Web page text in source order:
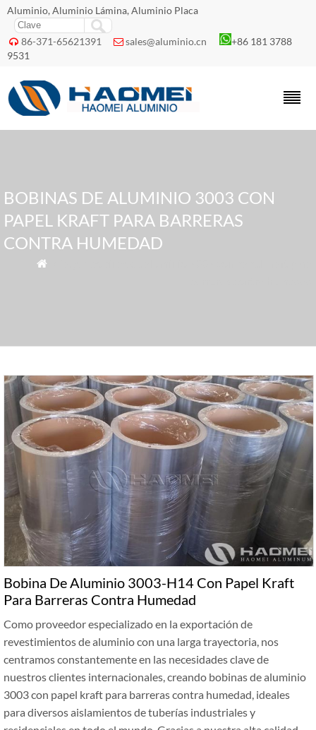
Aluminio, Aluminio Lámina, Aluminio Placa
 86-371-65621391  sales@aluminio.cn
+86 181 3788
9531
BOBINAS DE ALUMINIO 3003 CON
PAPEL KRAFT PARA BARRERAS
CONTRA HUMEDAD

Bobina De Aluminio 3003-H14 Con Papel Kraft
Para Barreras Contra Humedad
Como proveedor especializado en la exportación de
revestimientos de aluminio con una larga trayectoria, nos
centramos constantemente en las necesidades clave de
nuestros clientes internacionales, creando bobinas de aluminio
3003 con papel kraft para barreras contra humedad, ideales
para diversos aislamientos de tuberías industriales y